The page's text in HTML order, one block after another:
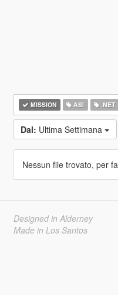
MISSION ASI .NET
Dal: Ultima Settimana
Nessun file trovato, per
Designed in Alderney
Made in Los Santos